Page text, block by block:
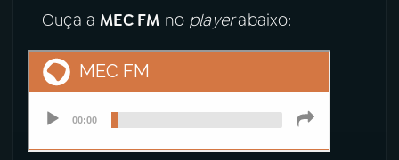
Ouça a MEC FM noplayerabaixo: